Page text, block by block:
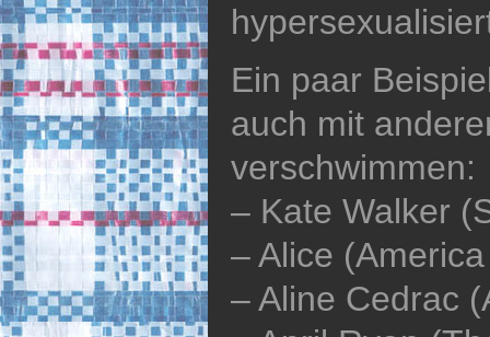
Ein paar
auch mit
verschwimmen:
– Kate Walker
– Alice
– Aline Cedrac